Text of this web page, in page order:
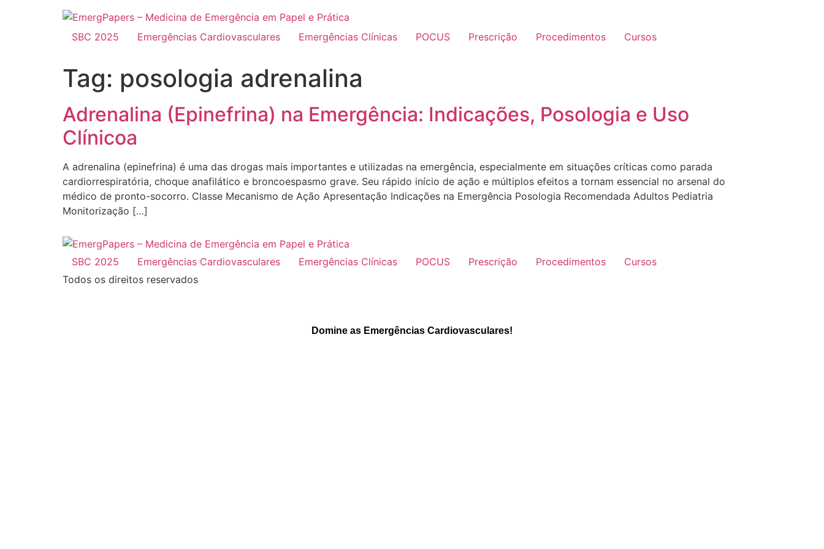
SBC 2025 Emergências Cardiovasculares Emergências Clínicas POCUS Prescrição Procedimentos Cursos
Tag: posologia adrenalina
Adrenalina (Epinefrina) na Emergência: Indicações, Posologia e Uso
Clínicoa
A adrenalina (epinefrina) é uma das drogas mais importantes e utilizadas na emergência, especialmente em situações críticas como parada
cardiorrespiratória, choque anafilático e broncoespasmo grave. Seu rápido início de ação e múltiplos efeitos a tornam essencial no arsenal do
médico de pronto-socorro. Classe Mecanismo de Ação Apresentação Indicações na Emergência Posologia Recomendada Adultos Pediatria
Monitorização […]
SBC 2025 Emergências Cardiovasculares Emergências Clínicas POCUS Prescrição Procedimentos
Cursos
Todos os direitos reservados
Domine as Emergências Cardiovasculares!